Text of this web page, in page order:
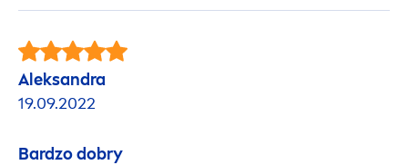
Aleksandra
19.09.2022
Bardzo dobry